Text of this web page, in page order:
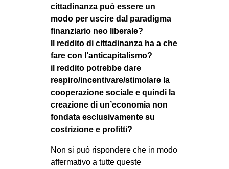
cittadinanza può essere un
modo per uscire dal paradigma
finanziario neo liberale?
Il reddito di cittadinanza ha a che
fare con l’anticapitalismo?
il reddito potrebbe dare
respiro/incentivare/stimolare la
cooperazione sociale e quindi la
creazione di un’economia non
fondata esclusivamente su
costrizione e profitti?
Non si può rispondere che in modo
affermativo a tutte queste